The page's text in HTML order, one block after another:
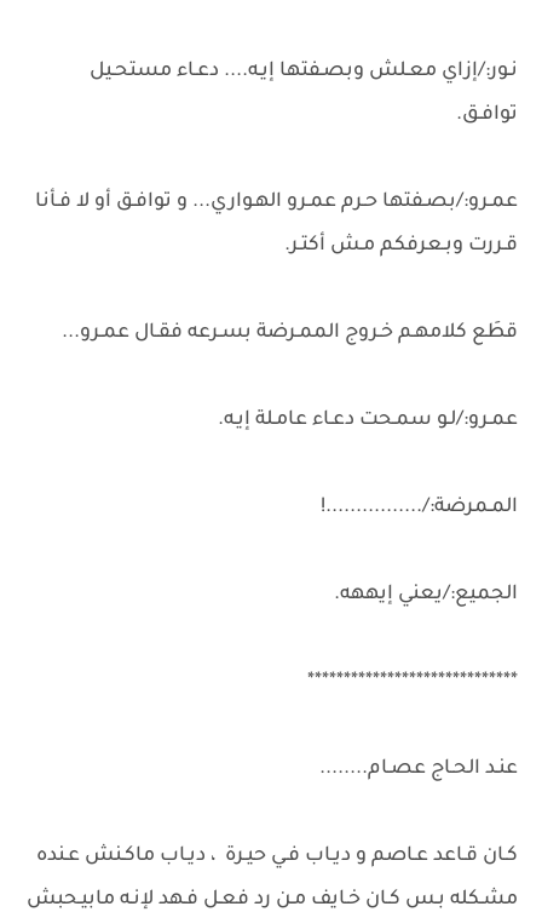
نـور:/إزاي معـلش وبصـفتها إيـه.... دعـاء مستحـيل
توافـق.
عمـرو:/بصـفتها حـرم عمـرو الهـواري... و توافـق أو لا فـأنا
قـررت وبـعرفكم مـش أكتـر.
قطَع كلامهـم خـروج الممـرضة بسـرعه فقـال عمـرو...
عمـرو:/لـو سمـحت دعـاء عامـلة إيـه.
المـمرضة:/................!
الجميع:/يعني إيههه.
*****************************
عنـد الحـاج عصـام........
كـان قـاعد عـاصم و ديـاب فـي حيـرة ، ديـاب ماكـنش عـنده
مشـكله بـس كـان خـايف مـن رد فعـل فـهد لإنـه مابيـحبش